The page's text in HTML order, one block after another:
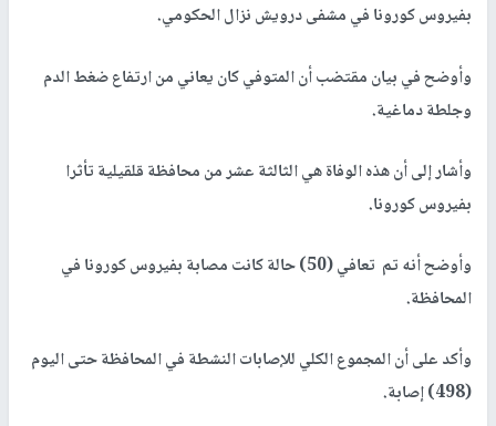
بفيروس كورونا في مشفى درويش نزال الحكومي.
وأوضح في بيان مقتضب أن المتوفي كان يعاني من ارتفاع ضغط الدم
وجلطة دماغية.
وأشار إلى أن هذه الوفاة هي الثالثة عشر من محافظة قلقيلية تأثرا
بفيروس كورونا.
وأوضح أنه تم تعافي (50) حالة كانت مصابة بفيروس كورونا في
المحافظة.
وأكد على أن المجموع الكلي للإصابات النشطة في المحافظة حتى اليوم
(498) إصابة.